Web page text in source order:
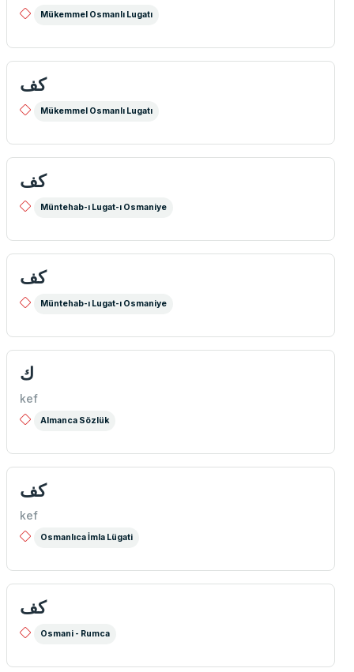
Mükemmel Osmanlı Lugatı
كف
Mükemmel Osmanlı Lugatı
كف
Müntehab-ı Lugat-ı Osmaniye
كف
Müntehab-ı Lugat-ı Osmaniye
ك
kef
Almanca Sözlük
كف
kef
Osmanlıca İmla Lügati
كف
Osmani - Rumca